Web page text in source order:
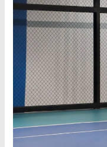
Dorong
ASN
Sehat,
Gubernur
Kalsel
Resmikan
Lapangan
Mahligai